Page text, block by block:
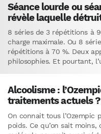
Séance lourde ou
révèle laquelle
8 séries de 3 répétitions à
charge maximale. Ou 8
répétitions à 70 %. Deux
philosophies. Et pourtant,
Alcoolisme :
traitements actuels ?
On connait tous l’Ozempic
poids. Ce qu’on sait moins,